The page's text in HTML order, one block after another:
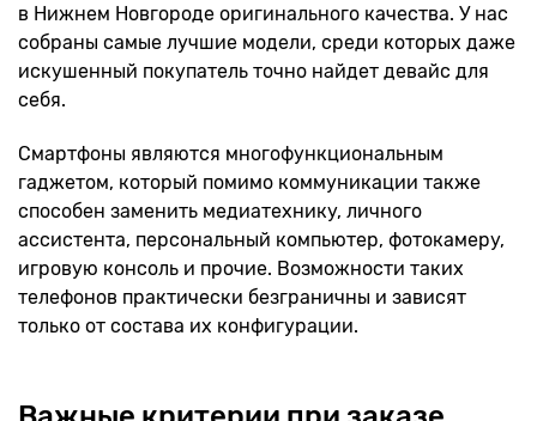
в Нижнем Новгороде оригинального качества. У нас
собраны самые лучшие модели, среди которых даже
искушенный покупатель точно найдет девайс для
себя.
Смартфоны являются многофункциональным
гаджетом, который помимо коммуникации также
способен заменить медиатехнику, личного
ассистента, персональный компьютер, фотокамеру,
игровую консоль и прочие. Возможности таких
телефонов практически безграничны и зависят
только от состава их конфигурации.